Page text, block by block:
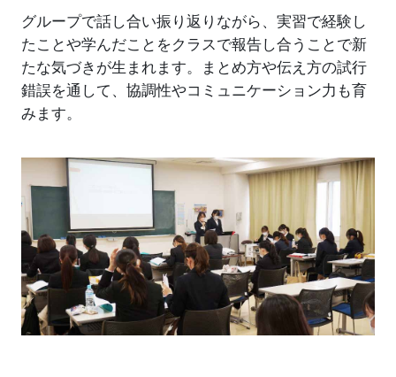
グループで話し合い振り返りながら、実習で経験し
たことや学んだことをクラスで報告し合うことで新
たな気づきが生まれます。まとめ方や伝え方の試行
錯誤を通して、協調性やコミュニケーション力も育
みます。